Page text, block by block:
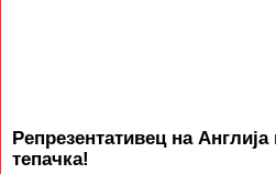
Репрезентативец на
тепачка!